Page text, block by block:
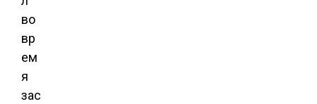
во
вр
ем
я
зас